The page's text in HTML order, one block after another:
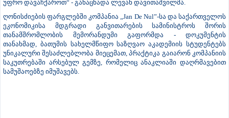
მემორანდუმების გაფორმებას მსხვილ გადამზიდავ და
ტვირთმფლობელ კომპანიებთან, რაც ანაკლიის მიზიდულობას
კიდევ უფრო გაზრდის. პროექტის განხორციელებას წინ არაფერი
უდგას, ჩვენ დაპირებებს ვასრულებთ, პროექტი გეგმაზომიერად
მიმდინარეობს და მაქსიმუმ 2029 წლისთვის ჩვენ შევძლებთ პირველი
გემების მიღებას ანაკლიის ღრმაწყლოვან პორტში. თუმცა,
მაქსიმალურად ვიქნებით მობილიზებული იმისთვის, რომ ეს პროცესი
უფრო დავაჩქაროთ“ - განაცხადა ლევან დავითაშვილმა.